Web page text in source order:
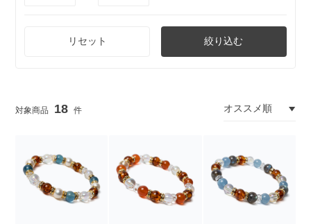
リセット 絞り込む
18